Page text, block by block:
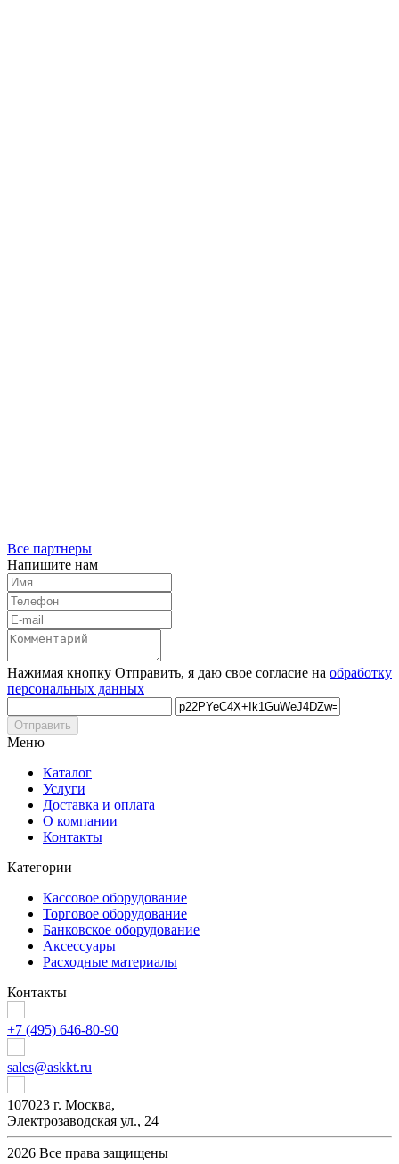
Все партнеры
Напишите нам
Нажимая кнопку Отправить, я даю свое согласие на обработку
персональных данных
Отправить
Меню
Каталог
Услуги
Доставка и оплата
О компании
Контакты
Категории
Кассовое оборудование
Торговое оборудование
Банковское оборудование
Аксессуары
Расходные материалы
Контакты
+7 (495) 646-80-90
sales@askkt.ru
107023 г. Москва,
Электрозаводская ул., 24
2026 Все права защищены